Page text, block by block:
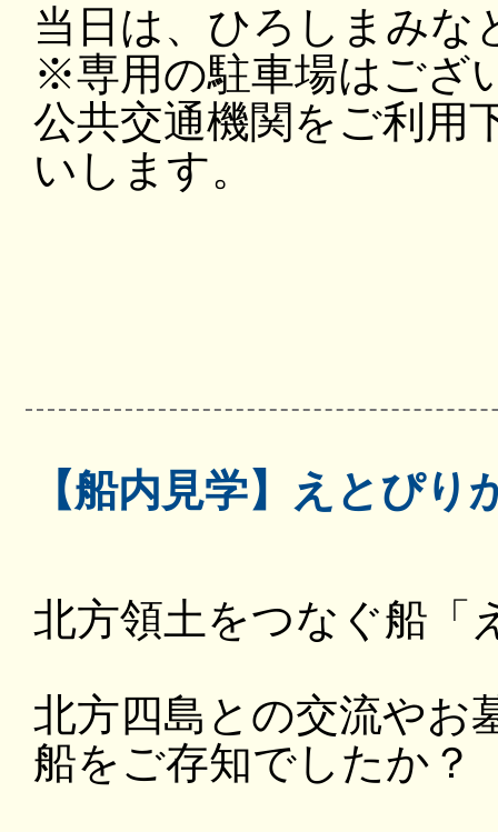
当日は、ひろしまみな
※専用の駐車場はござ
公共交通機関をご利用
いします。
【船内見学】えとぴり
北方領土をつなぐ船「
北方四島との交流やお
船をご存知でしたか？